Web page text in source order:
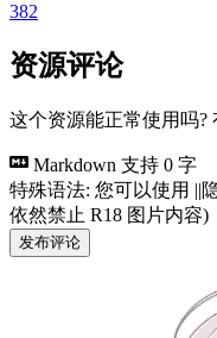
382
资源评论
这个资源能正常使用吗?
Markdown 支持 0 字
特殊语法: 您可以使用 ||
依然禁止 R18 图片内容)
发布评论